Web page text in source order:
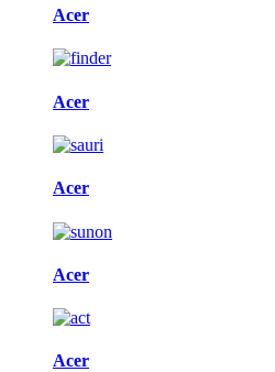
Acer
Acer
Acer
Acer
Acer